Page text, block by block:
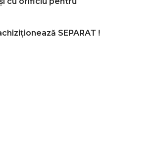
SEPARAT !